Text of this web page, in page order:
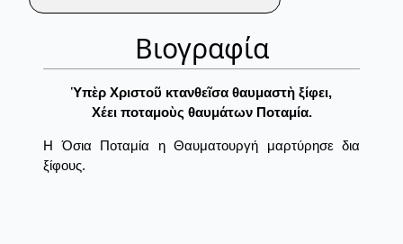
Βιογραφία
Ὑπὲρ Χριστοῦ κτανθεῖσα θαυμαστὴ ξίφει,
Χέει ποταμοὺς θαυμάτων Ποταμία.
Η Όσια Ποταμία η Θαυματουργή μαρτύρησε δια
ξίφους.